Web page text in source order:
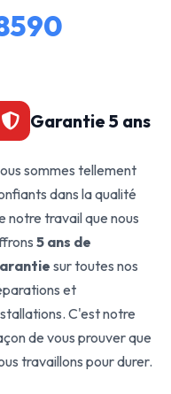
Garantie 5 ans
sommes tellement
dans la qualité
notre travail que nous
5 ans de
sur toutes nos
et
C'est notre
de vous prouver que
travaillons pour durer.